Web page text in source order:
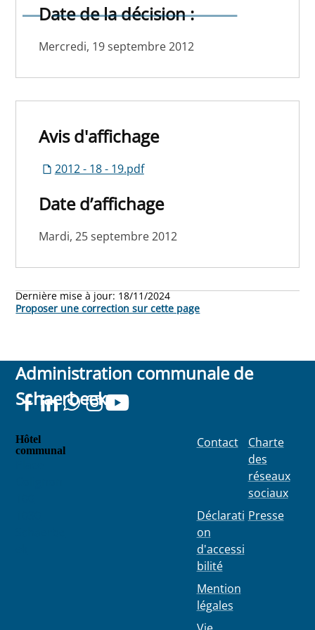
Date de la décision :
Mercredi, 19 septembre 2012
Avis d'affichage
2012 - 18 - 19.pdf
Date d’affichage
Mardi, 25 septembre 2012
Dernière mise à jour: 18/11/2024
Proposer une correction sur cette page
Administration communale de
Schaerbeek
Hôtel
communal
Contact
Déclarati
on
d'accessi
bilité
Mention
légales
Charte
des
réseaux
sociaux
Presse